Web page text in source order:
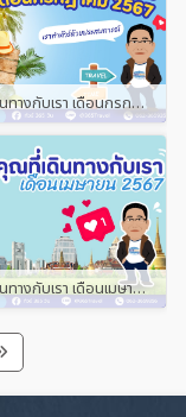
ลูกค้าที่เดินทางกับเรา เดือนกรกฎาคม 2567
ลูกค้าที่เดินทางกับเรา เดือนเมษายน 2567